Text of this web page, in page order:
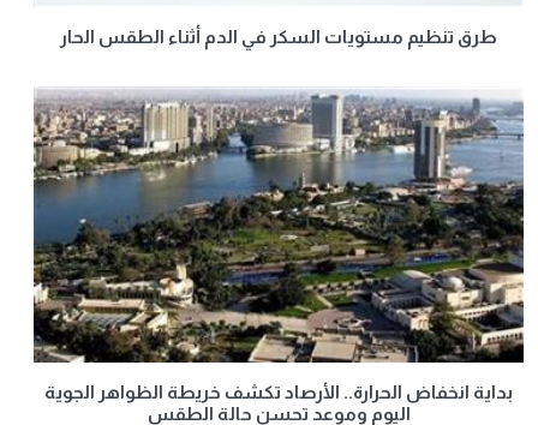
طرق تنظيم مستويات السكر في الدم أثناء الطقس الحار
بداية انخفاض الحرارة.. الأرصاد تكشف خريطة الظواهر الجوية
اليوم وموعد تحسن حالة الطقس